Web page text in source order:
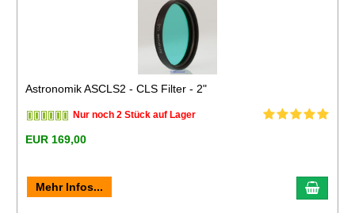
Astronomik ASCLS2 - CLS Filter - 2"
Nur noch 2 Stück auf Lager
EUR 169,00
Mehr Infos...